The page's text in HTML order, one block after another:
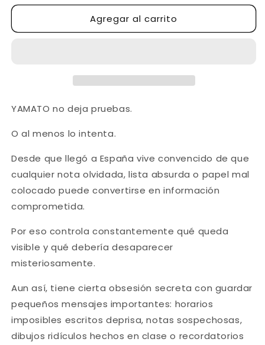
para
Ninja
para
FOTOCLIP
Ninja
Agregar al carrito
YAMATO no deja pruebas.
O al menos lo intenta.
Desde que llegó a España vive convencido de que
cualquier nota olvidada, lista absurda o papel mal
colocado puede convertirse en información
comprometida.
Por eso controla constantemente qué queda
visible y qué debería desaparecer
misteriosamente.
Aun así, tiene cierta obsesión secreta con guardar
pequeños mensajes importantes: horarios
imposibles escritos deprisa, notas sospechosas,
dibujos ridículos hechos en clase o recordatorios